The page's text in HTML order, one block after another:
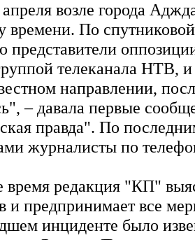
возле города
времени. По
представители
телеканала НТВ,
направлении,
– давала первые
правда". По
журналисты по
время редакция "КП"
и предпринимает все
инциденте было